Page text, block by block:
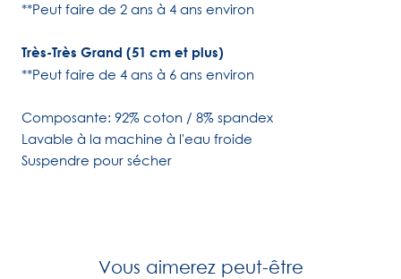
**Peut faire de 2 ans à 4 ans environ
Très-Très Grand (51 cm et plus)
**Peut faire de 4 ans à 6 ans environ
Composante: 92% coton / 8% spandex
Lavable à la machine à l'eau froide
Suspendre pour sécher
Vous aimerez peut-être